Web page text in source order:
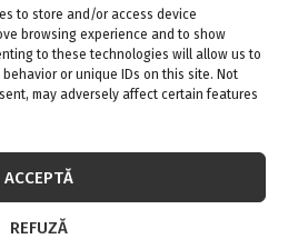
to store and/or access device
browsing experience and to show
to these technologies will allow us to
or unique IDs on this site. Not
may adversely affect certain features
ACCEPTĂ
REFUZĂ
pe timpul verii cu soluțiile de
de la Casa Instalatorului
0